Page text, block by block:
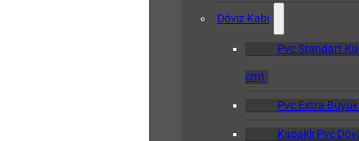
Döviz Kabı
Pvc Standart
cm)
Pvc Extra
Kapaklı Pvc